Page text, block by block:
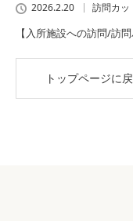
2026.2.20 訪問カッ
【入所施設への訪問/訪
トップページに